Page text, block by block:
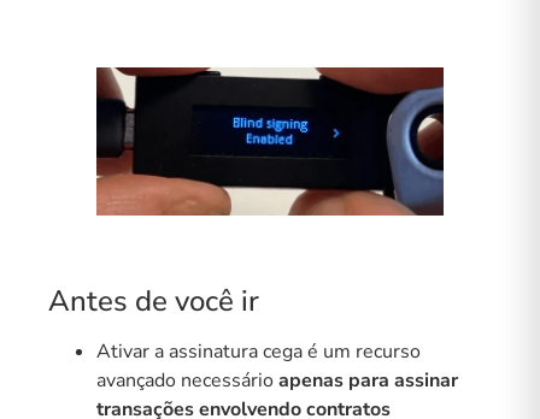
Antes de você ir
Ativar a assinatura cega é um recurso
avançado necessárioapenas para assinar
transações envolvendo contratos